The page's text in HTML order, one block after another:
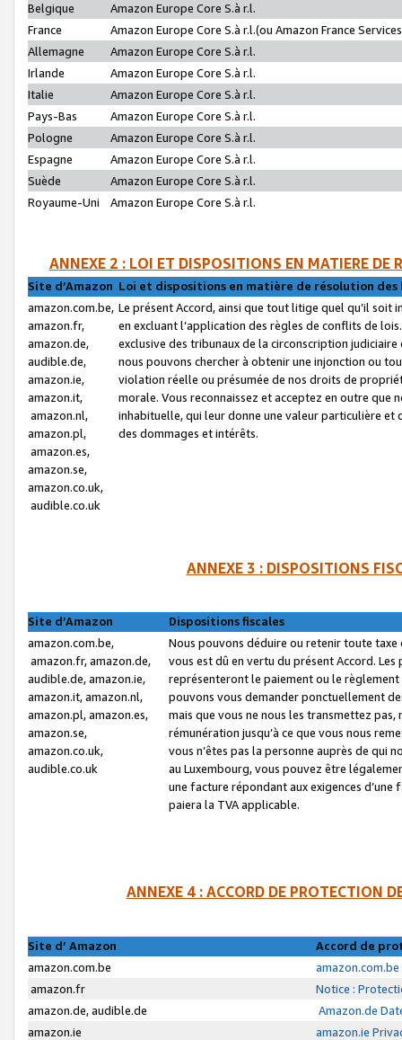
Belgique
Amazon Europe Core S.à r.l.
France
Amazon Europe Core S.à r.l.(ou Amazon France
Allemagne
Amazon Europe Core S.à r.l.
Irlande
Amazon Europe Core S.à r.l.
Italie
Amazon Europe Core S.à r.l.
Pays-Bas
Amazon Europe Core S.à r.l.
Pologne
Amazon Europe Core S.à r.l.
Espagne
Amazon Europe Core S.à r.l.
Suède
Amazon Europe Core S.à r.l.
Royaume-Uni
Amazon Europe Core S.à r.l.
ANNEXE 2 : LOI ET DISPOSITIONS EN MATIERE DE
Site d’Amazon Loi et dispositions en matière de résolution
amazon.com.be,
amazon.fr,
amazon.de,
audible.de,
amazon.ie,
amazon.it,
amazon.nl,
amazon.pl,
amazon.es,
amazon.se,
amazon.co.uk,
audible.co.uk
Le présent Accord, ainsi que tout litige quel qu’il soit
en excluant l’application des règles de conflits de
exclusive des tribunaux de la circonscription
nous pouvons chercher à obtenir une injonction ou
violation réelle ou présumée de nos droits de
morale. Vous reconnaissez et acceptez en outre que
inhabituelle, qui leur donne une valeur particulière
des dommages et intérêts.
ANNEXE 3 : DISPOSITIONS
Site d’Amazon
Dispositions fiscales
amazon.com.be,
amazon.fr, amazon.de,
audible.de, amazon.ie,
amazon.it, amazon.nl,
amazon.pl, amazon.es,
amazon.se,
amazon.co.uk,
audible.co.uk
Nous pouvons déduire ou retenir toute
vous est dû en vertu du présent Accord.
représenteront le paiement ou le
pouvons vous demander ponctuellement
mais que vous ne nous les transmettez
rémunération jusqu’à ce que vous nous
vous n’êtes pas la personne auprès de qui
au Luxembourg, vous pouvez être
une facture répondant aux exigences
paiera la TVA applicable.
ANNEXE 4 : ACCORD DE PROTECTION
Site d’ Amazon
Accord de
amazon.com.be
amazon.fr
Notice :
amazon.de, audible.de
Amazon.de
amazon.ie
amazon.ie